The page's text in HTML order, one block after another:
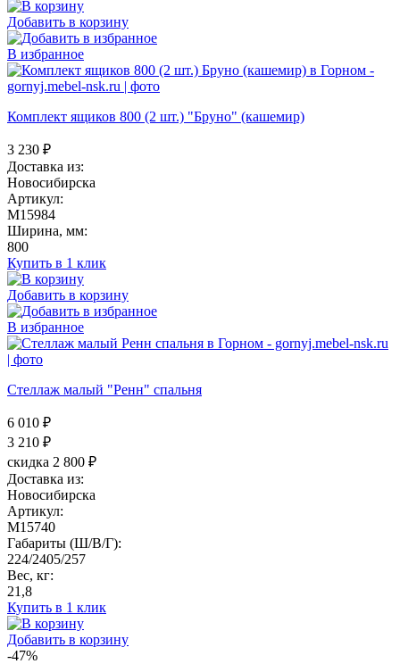
Добавить в корзину
В избранное
Комплект ящиков 800 (2 шт.) "Бруно" (кашемир)
3 230 ₽
Доставка из:
Новосибирска
Артикул:
M15984
Ширина, мм:
800
Купить в 1 клик
Добавить в корзину
В избранное
Стеллаж малый "Ренн" спальня
6 010 ₽
3 210 ₽
скидка 2 800 ₽
Доставка из:
Новосибирска
Артикул:
M15740
Габариты (Ш/В/Г):
224/2405/257
Вес, кг:
21,8
Купить в 1 клик
Добавить в корзину
-47%